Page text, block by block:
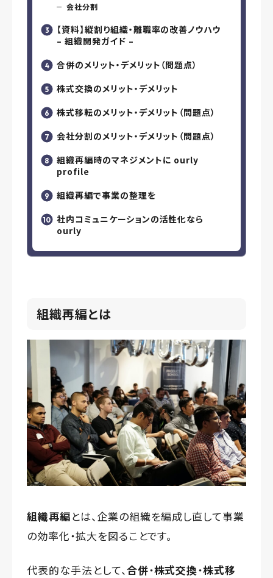
会社分割
【資料】縦割り組織・離職率の改善ノウハウ
– 組織開発ガイド –
合併のメリット・デメリット（問題点）
株式交換のメリット・デメリット
株式移転のメリット・デメリット（問題点）
会社分割のメリット・デメリット（問題点）
組織再編時のマネジメントに ourly
profile
組織再編で事業の整理を
社内コミュニケーションの活性化なら
ourly
組織再編とは
組織再編とは、企業の組織を編成し直して事業
の効率化・拡大を図ることです。
代表的な手法として、合併・株式交換・株式移